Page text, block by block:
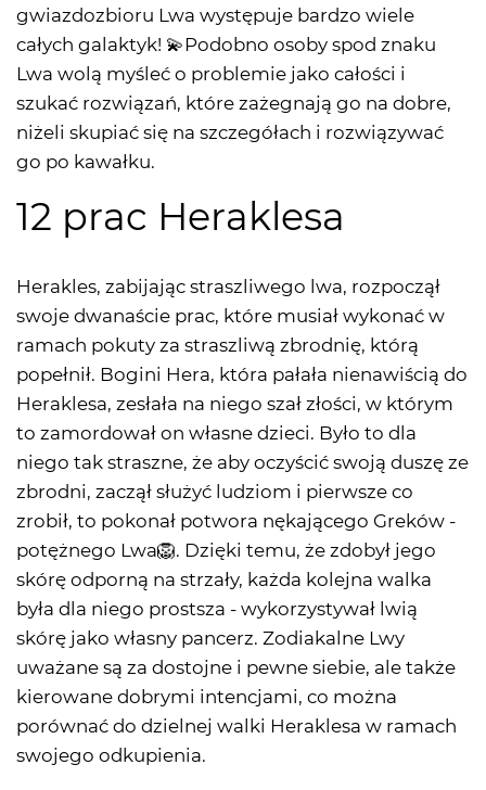
gwiazdozbioru Lwa występuje bardzo wiele
całych galaktyk! 💫Podobno osoby spod znaku
Lwa wolą myśleć o problemie jako całości i
szukać rozwiązań, które zażegnają go na dobre,
niżeli skupiać się na szczegółach i rozwiązywać
go po kawałku.
12 prac Heraklesa
Herakles, zabijając straszliwego lwa, rozpoczął
swoje dwanaście prac, które musiał wykonać w
ramach pokuty za straszliwą zbrodnię, którą
popełnił. Bogini Hera, która pałała nienawiścią do
Heraklesa, zesłała na niego szał złości, w którym
to zamordował on własne dzieci. Było to dla
niego tak straszne, że aby oczyścić swoją duszę ze
zbrodni, zaczął służyć ludziom i pierwsze co
zrobił, to pokonał potwora nękającego Greków -
potężnego Lwa🦁. Dzięki temu, że zdobył jego
skórę odporną na strzały, każda kolejna walka
była dla niego prostsza - wykorzystywał lwią
skórę jako własny pancerz. Zodiakalne Lwy
uważane są za dostojne i pewne siebie, ale także
kierowane dobrymi intencjami, co można
porównać do dzielnej walki Heraklesa w ramach
swojego odkupienia.